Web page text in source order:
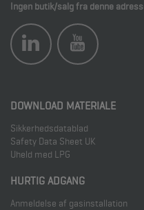
Ingen butik/salg fra denne
DOWNLOAD MATERIALE
Sikkerhedsdatablad
Safety Data Sheet UK
Uheld med LPG
HURTIG ADGANG
Anmeldelse af gasinstallation